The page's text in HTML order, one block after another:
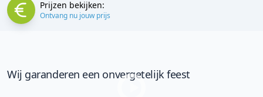
Prijzen bekijken:
Ontvang nu jouw prijs
Wij garanderen een onvergetelijk feest